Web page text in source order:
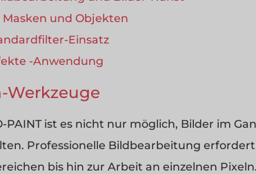
Masken und Objekten
Einsatz
-Anwendung
Werkzeuge
PAINT ist es nicht nur möglich, Bilder im
Professionelle Bildbearbeitung
bis hin zur Arbeit an einzelnen